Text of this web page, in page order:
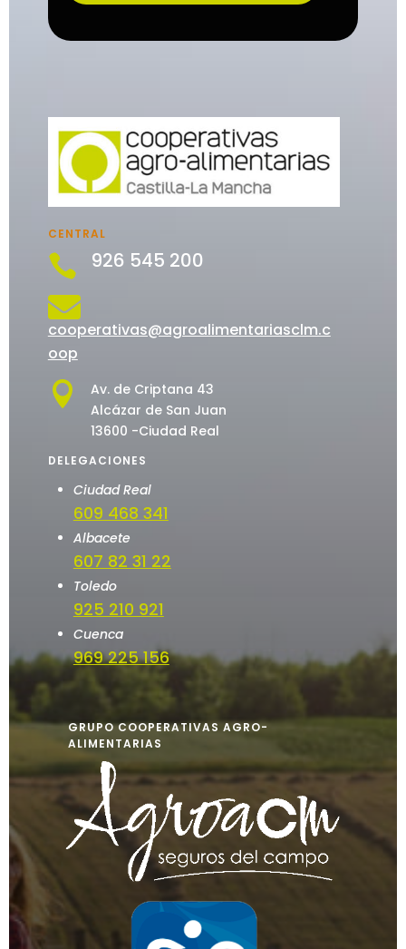
CENTRAL
 926 545 200

cooperativas@agroalimentariasclm.c
oop

Av. de Criptana 43
Alcázar de San Juan
13600 -Ciudad Real
DELEGACIONES
Ciudad Real
609 468 341
Albacete
607 82 31 22
Toledo
925 210 921
Cuenca
969 225 156
GRUPO COOPERATIVAS AGRO-
ALIMENTARIAS